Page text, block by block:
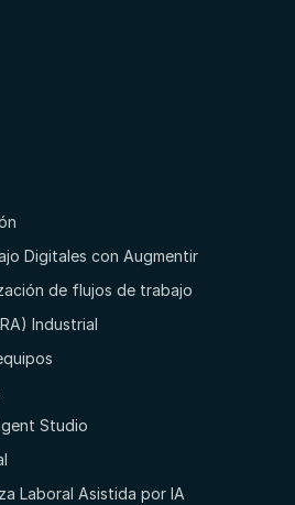
Digitales con Augmentir
de flujos de trabajo
Industrial
Studio
Laboral Asistida por IA